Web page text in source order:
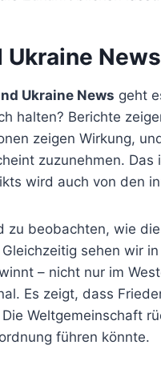
Ukraine
Ukraine News geht
halten? Berichte
zeigen Wirkung,
zuzunehmen.
wird auch von den
zu beobachten, wie
sehen wir
– nicht nur im
Es zeigt, dass
Weltgemeinschaft
führen könnte.